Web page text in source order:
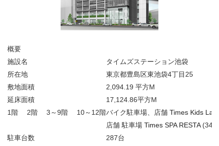
概要
施設名
タイムズステーション池袋
所在地
東京都豊島区東池袋4丁目25
敷地面積
2,094.19 平方M
延床面積
17,124.86平方M
1階 2階 3～9階 10～12階バイク駐車場、店舗 Times Kids
店舗 駐車場 Times SPA RESTA
駐車台数
287台